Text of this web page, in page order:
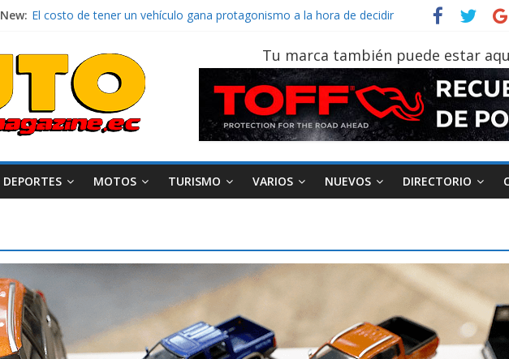
New:
El costo de tener un vehículo gana protagonismo a la hora de decidir
¿Qué puede pasar con tu vehículo si permanece varios días sin usar?
La Vuelta al Ecuador 2026, edición 47ª, recorre 7 provincias en 8 días
Tu marca también puede estar
DEPORTES MOTOS TURISMO VARIOS NUEVOS DIRECTORIO
AEADE Industria Motociclismo
Motos
Movilidad
Industria Movilidad
Transporte
Varios